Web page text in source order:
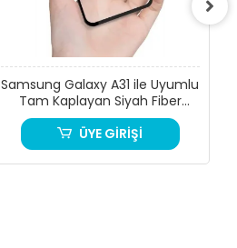
Samsung Galaxy A31 ile Uyumlu
Tam Kaplayan Siyah Fiber
Nano Ekran Koruyucu
ÜYE GİRİŞİ